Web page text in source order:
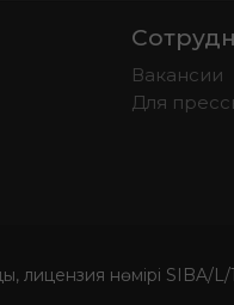
Вакансии
Для
лицензия нөмірі SIBA/L/